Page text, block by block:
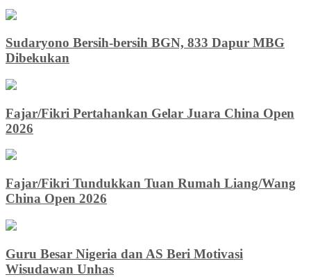
Sudaryono Bersih-bersih BGN, 833 Dapur MBG
Dibekukan
Fajar/Fikri Pertahankan Gelar Juara China Open
2026
Fajar/Fikri Tundukkan Tuan Rumah Liang/Wang
China Open 2026
Guru Besar Nigeria dan AS Beri Motivasi
Wisudawan Unhas